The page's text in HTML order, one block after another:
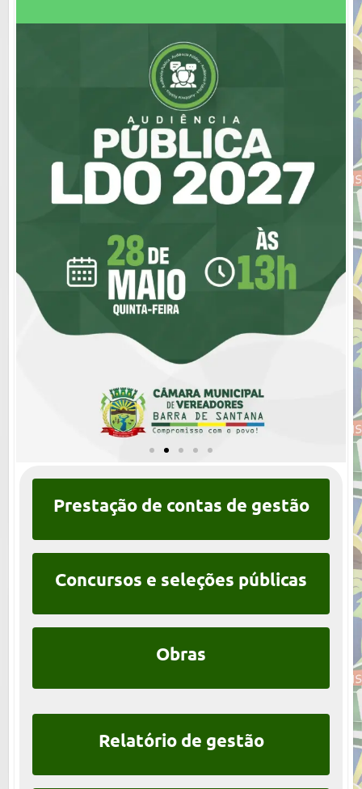
A Câmara
Municipal de Barra
todos para
participarem da
Audiência Pública
🗓 Data: 28 de maio (quinta-feira)
Local: Plenário da Casa
Prestação de contas de gestão
Concursos e seleções públicas
Obras
Relatório de gestão